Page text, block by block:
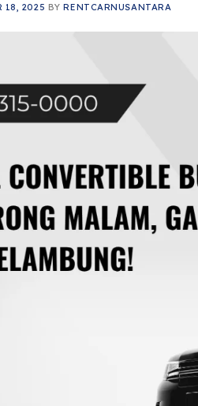
18, 2025 BYRENTCARNUSANTARA